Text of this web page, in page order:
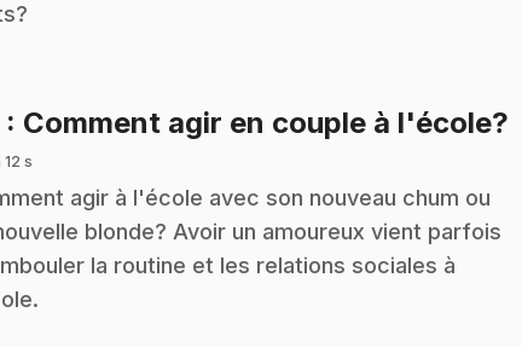
: Comment agir en couple à l'école?
12 s
agir à l'école avec son nouveau chum ou
blonde? Avoir un amoureux vient parfois
la routine et les relations sociales à